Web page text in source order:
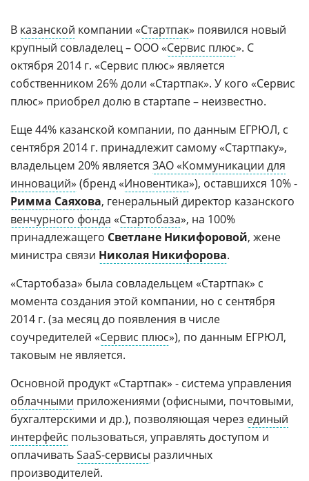
В казанской компании «Стартпак» появился новый
крупный совладелец – ООО «Сервис плюс». С
октября 2014 г. «Сервис плюс» является
собственником 26% доли «Стартпак». У кого «Сервис
плюс» приобрел долю в стартапе – неизвестно.
Еще 44% казанской компании, по данным ЕГРЮЛ, с
сентября 2014 г. принадлежит самому «Стартпаку»,
владельцем 20% является ЗАО «Коммуникации для
инноваций» (бренд «Иновентика»), оставшихся 10% -
Римма Саяхова, генеральный директор казанского
венчурного фонда «Стартобаза», на 100%
принадлежащего Светлане Никифоровой, жене
министра связи Николая Никифорова.
«Стартобаза» была совладельцем «Стартпак» с
момента создания этой компании, но с сентября
2014 г. (за месяц до появления в числе
соучредителей «Сервис плюс»), по данным ЕГРЮЛ,
таковым не является.
Основной продукт «Стартпак» - система управления
облачными приложениями (офисными, почтовыми,
бухгалтерскими и др.), позволяющая через единый
интерфейс пользоваться, управлять доступом и
оплачиватьSaaS-сервисы различных
производителей.